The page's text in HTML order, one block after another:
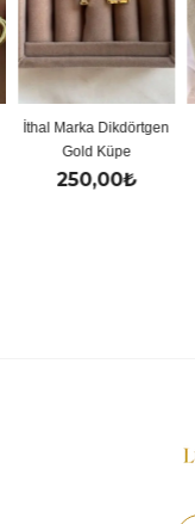
İthal Marka Dikdörtgen
Gold Küpe
250,00₺